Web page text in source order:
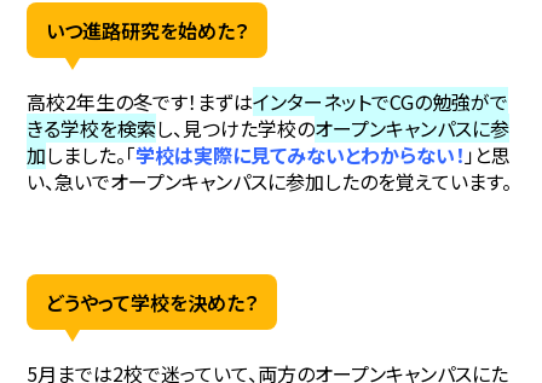
いつ進路研究を始めた？
高校2年生の冬です！まずはインターネットでCGの勉強がで
きる学校を検索し、見つけた学校のオープンキャンパスに参
加しました。「学校は実際に見てみないとわからない！ 」と思
い、急いでオープンキャンパスに参加したのを覚えています。
どうやって学校を決めた？
5月までは2校で迷っていて、両方のオープンキャンパスにた